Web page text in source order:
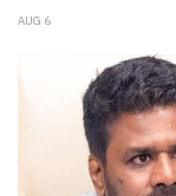
AUG 6